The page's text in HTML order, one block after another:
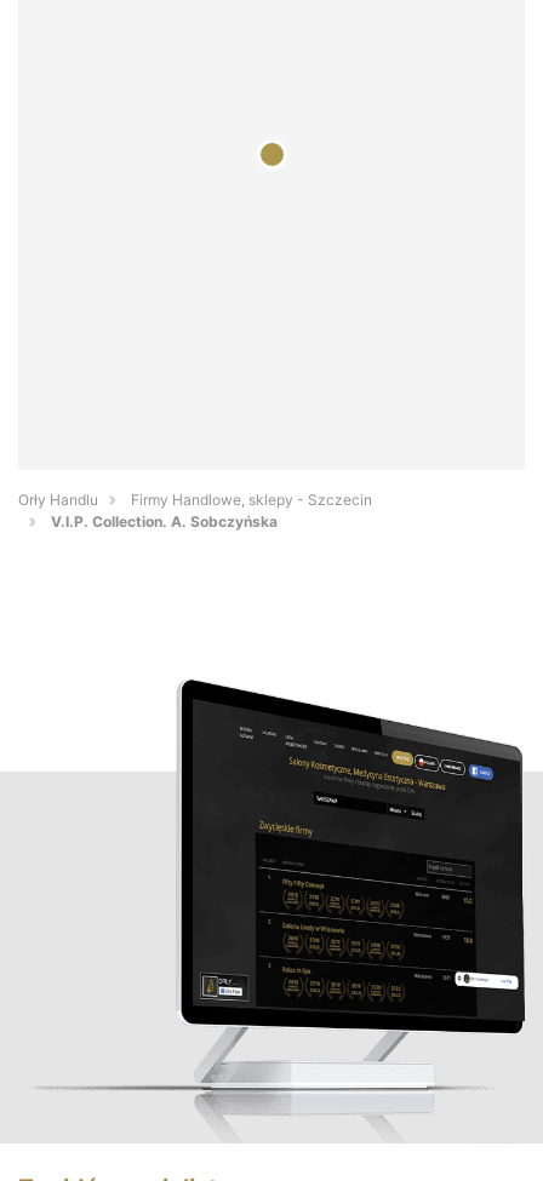
Orły Handlu
Firmy Handlowe, sklepy - Szczecin
V.I.P. Collection. A. Sobczyńska